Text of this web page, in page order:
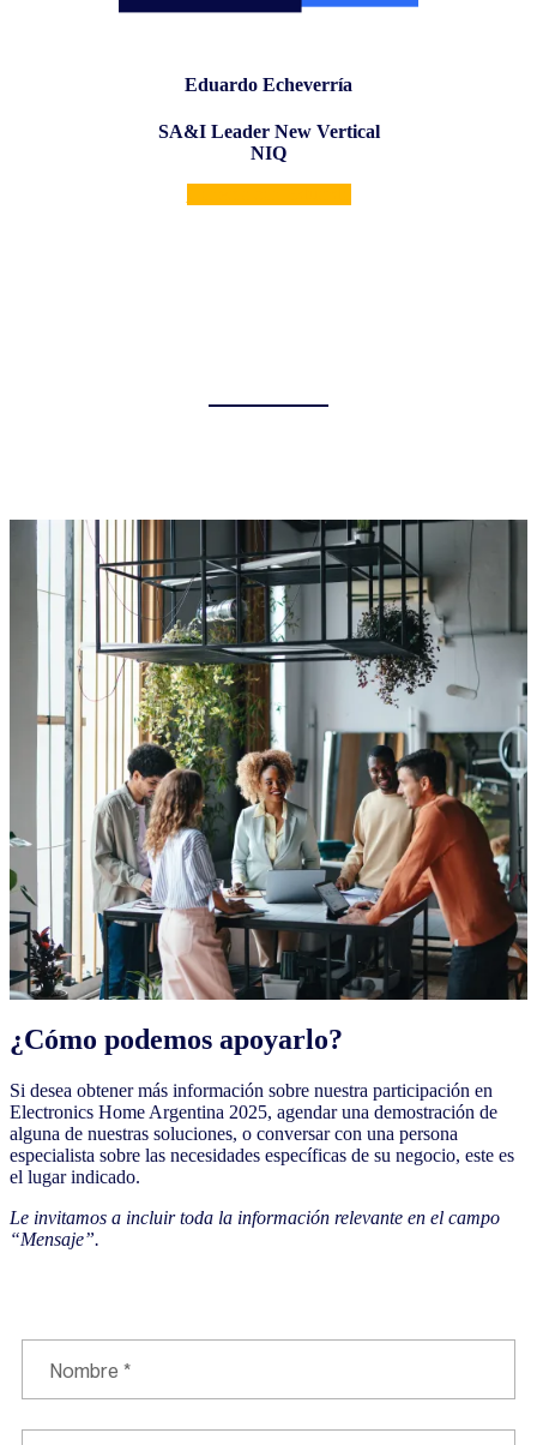
Eduardo Echeverría
SA&I Leader New Vertical
NIQ
¿Cómo podemos apoyarlo?
Si desea obtener más información sobre nuestra participación en
Electronics Home Argentina 2025, agendar una demostración de
alguna de nuestras soluciones, o conversar con una persona
especialista sobre las necesidades específicas de su negocio, este es
el lugar indicado.
Le invitamos a incluir toda la información relevante en el campo
“Mensaje”.